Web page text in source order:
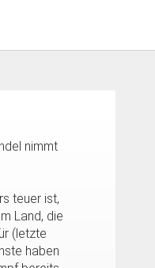
nimmt
teuer ist,
Land, die
(letzte
haben